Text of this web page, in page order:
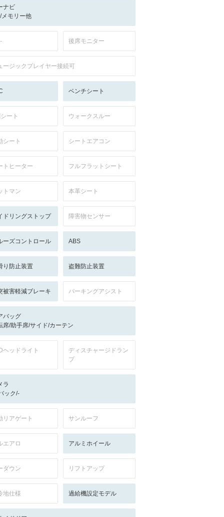
ナビ
メモリー他
後席モニター
ージックプレイヤー接続可
ベンチシート
ート ウォークスルー
シート シートエアコン
トヒーター フルフラットシート
トマン 本革シート
ドリングストップ 障害物センサー
ーズコントロール ABS
り防止装置 盗難防止装置
被害軽減ブレーキ パーキングアシスト
バッグ
席/助手席/サイド/カーテン
ヘッドライト
ディスチャージドラン
プ
ラ
ック/-
リアゲート サンルーフ
エアロ アルミホイール
ダウン リフトアップ
地仕様 過給機設定モデル